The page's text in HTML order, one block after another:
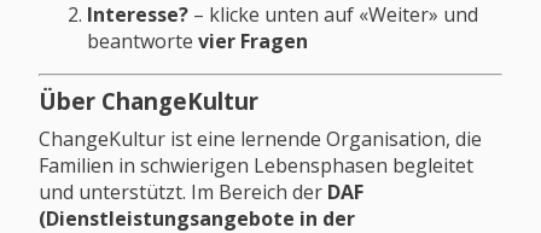
Interesse? – klicke unten auf «Weiter» und
beantworte vier Fragen
Über ChangeKultur
ChangeKultur ist eine lernende Organisation, die
Familien in schwierigen Lebensphasen begleitet
und unterstützt. Im Bereich der DAF
(Dienstleistungsangebote in der